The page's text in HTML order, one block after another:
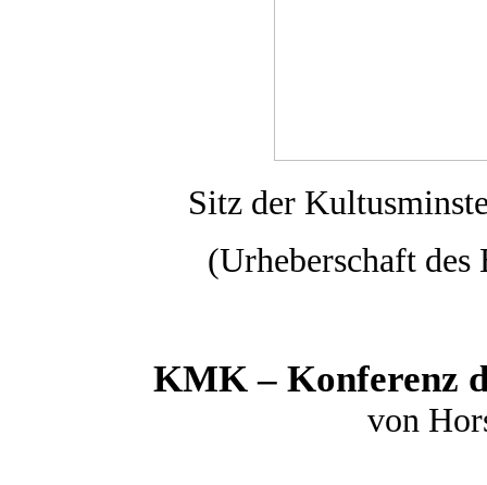
Sitz der
(Urheberschaft
KMK – Konferenz
von